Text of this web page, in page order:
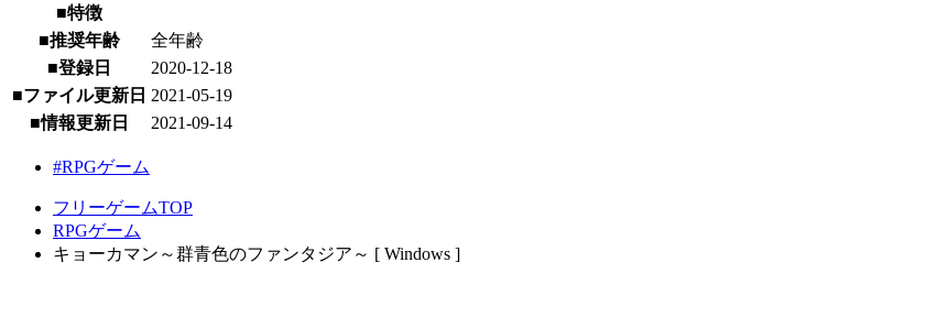
■特徴
■推奨年齢
全年齢
■登録日
2020-12-18
■ファイル更新日 2021-05-19
■情報更新日
2021-09-14
#RPGゲーム
フリーゲームTOP
RPGゲーム
キョーカマン～群青色のファンタジア～ [ Windows ]